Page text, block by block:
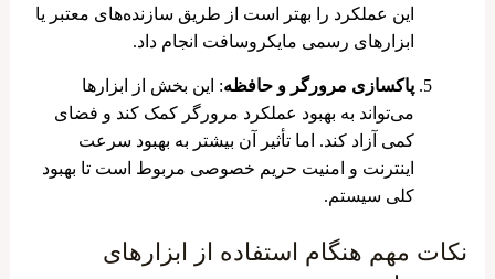
این عملکرد را بهتر است از طریق سازنده‌های معتبر یا
ابزارهای رسمی مایکروسافت انجام داد.
پاکسازی مرورگر و حافظه: این بخش از ابزارها
می‌تواند به بهبود عملکرد مرورگر کمک کند و فضای
کمی آزاد کند. اما تأثیر آن بیشتر به بهبود سرعت
اینترنت و امنیت حریم خصوصی مربوط است تا بهبود
کلی سیستم.
نکات مهم هنگام استفاده از ابزارهای